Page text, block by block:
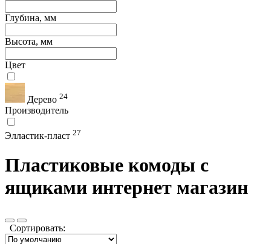
Глубина, мм
Высота, мм
Цвет
Дерево 24
Производитель
Элластик-пласт 27
Пластиковые комоды с
ящиками интернет магазин
Сортировать: